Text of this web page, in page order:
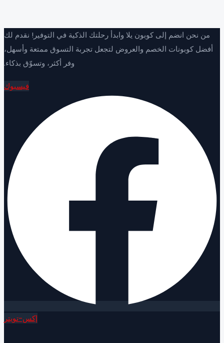
نحن انضم إلى كوبون يلا وابدأ رحلتك الذكية في التوفير! نقدم لك
كوبونات الخصم والعروض لتجعل تجربة التسوق ممتعة وأسهل،
وفر أكثر، وتسوّق بذكاء.
فيسبوك
إكس-تويتر